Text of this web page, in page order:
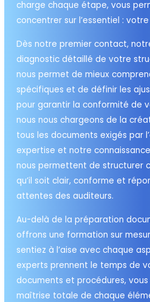
charge chaque étape, vous
concentrer sur l’essentiel :
Dès notre premier contact,
diagnostic détaillé de votre
nous permet de mieux
spécifiques et de définir les
pour garantir la conformité de
nous nous chargeons de la
tous les documents exigés par
expertise et notre
nous permettent de structurer
qu’il soit clair, conforme et
attentes des auditeurs.
Au-delà de la préparation
offrons une formation sur
sentiez à l’aise avec chaque
experts prennent le temps de
documents et procédures,
maîtrise totale de chaque